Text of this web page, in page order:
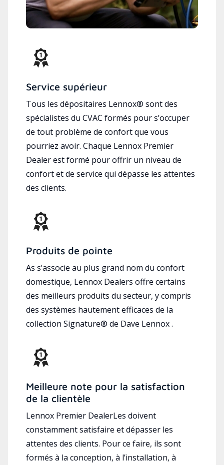
Service supérieur
Tous les dépositaires Lennox® sont des
spécialistes du CVAC formés pour s’occuper
de tout problème de confort que vous
pourriez avoir. Chaque Lennox Premier
Dealer est formé pour offrir un niveau de
confort et de service qui dépasse les attentes
des clients.
Produits de pointe
As s’associe au plus grand nom du confort
domestique, Lennox Dealers offre certains
des meilleurs produits du secteur, y compris
des systèmes hautement efficaces de la
collection Signature® de Dave Lennox .
Meilleure note pour la satisfaction
de la clientèle
Lennox Premier DealerLes doivent
constamment satisfaire et dépasser les
attentes des clients. Pour ce faire, ils sont
formés à la conception, à l’installation, à